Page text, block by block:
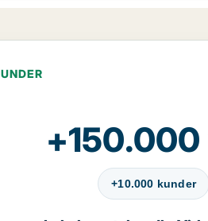
+10.000 kunder